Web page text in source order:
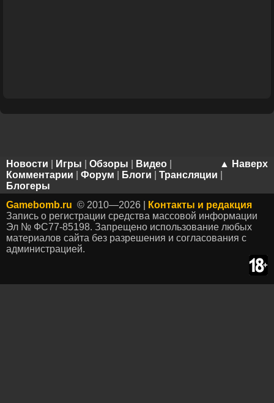
▲ Наверх
Новости Игры Обзоры Видео
Комментарии
Форум Блоги Трансляции
Блогеры
Gamebomb.ru © 2010—2026 |
Контакты и редакция
Запись о регистрации средства массовой информации
Эл № ФС77-85198. Запрещено использование любых
материалов сайта без разрешения и согласования с
администрацией.